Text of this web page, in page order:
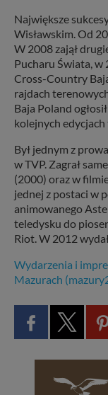
Największe
Wisławskim. Od
W 2008 zajął
Pucharu Świata,
Cross-Country
rajdach
Baja Poland
kolejnych
Był jednym z
w TVP. Zagrał
(2000) oraz w
jednej z postaci w
animowanego
teledysku do
Riot. W 2012
Wydarzenia i
Mazurach